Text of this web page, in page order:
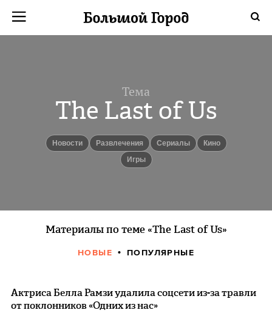
Тема
The Last of Us
новости Развлечения сериалы
кино
игры
Материалы по теме «The Last of Us»
НОВЫЕ ПОПУЛЯРНЫЕ
Актриса Белла Рамзи удалила соцсети из-за травли
от поклонников «Одних из нас»